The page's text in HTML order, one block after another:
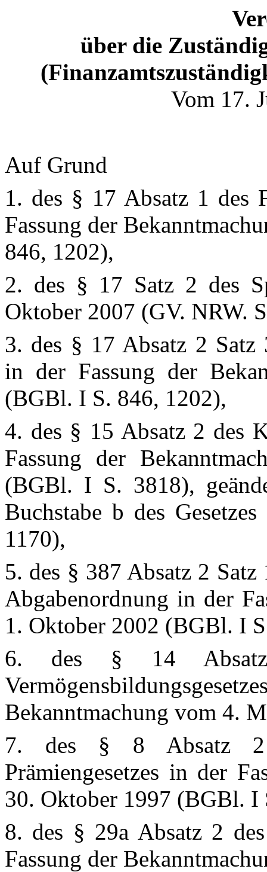
über die
Vom 17.
Auf Grund
1. des § 17 Absatz 1 des
Fassung der
846, 1202),
2. des § 17 Satz 2 des
Oktober 2007 (GV. NRW.
3. des § 17 Absatz 2 Satz
in der Fassung der
(BGBl. I S. 846, 1202),
4. des § 15 Absatz 2 des
Fassung der
(BGBl. I S. 3818),
Buchstabe b des
1170),
5. des § 387 Absatz 2
Abgabenordnung in der
1. Oktober 2002 (BGBl. I
6. des § 14
Bekanntmachung vom 4.
7. des § 8 Absatz 2
Prämiengesetzes in der
30. Oktober 1997 (BGBl. I
8. des § 29a Absatz 2
Fassung der